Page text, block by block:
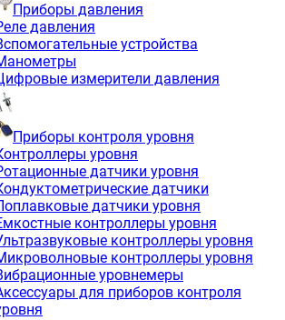
Приборы давления
давления
устройства
измерители давления
Приборы контроля уровня
уровня
датчики уровня
датчики
датчики уровня
контроллеры уровня
контроллеры уровня
контроллеры уровня
уровнемеры
для приборов контроля